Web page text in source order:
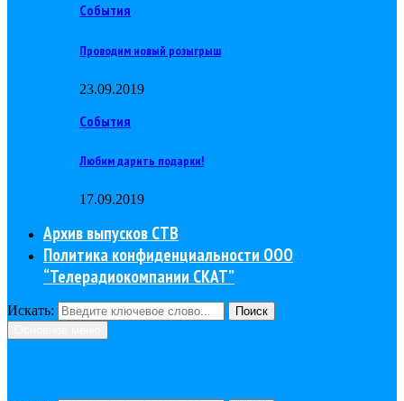
События
Проводим новый розыгрыш
23.09.2019
События
Любим дарить подарки!
17.09.2019
Архив выпусков СТВ
Политика конфиденциальности ООО
“Телерадиокомпании СКАТ”
Искать:
Поиск